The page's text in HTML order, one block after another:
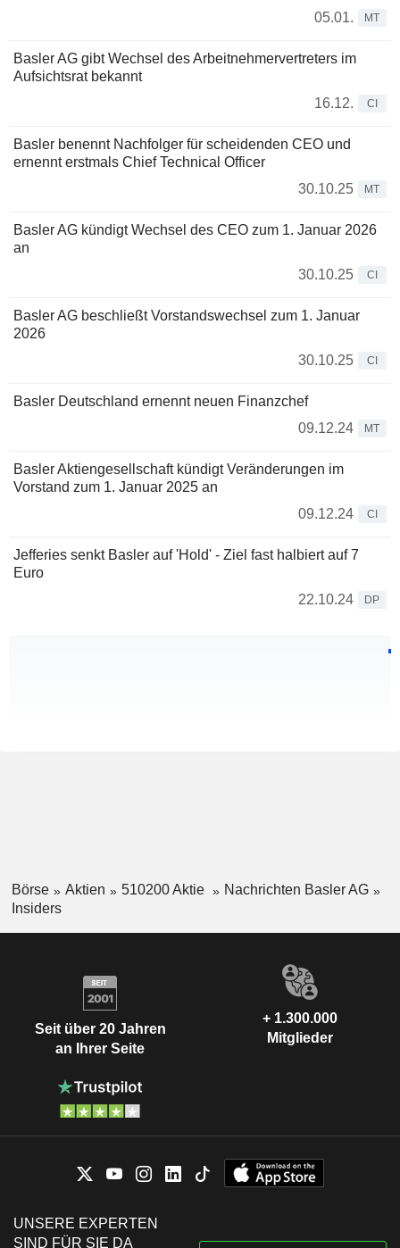
05.01.
MT
Basler AG gibt Wechsel des Arbeitnehmervertreters im
Aufsichtsrat bekannt
16.12.
CI
Basler benennt Nachfolger für scheidenden CEO und
ernennt erstmals Chief Technical Officer
30.10.25
MT
Basler AG kündigt Wechsel des CEO zum 1. Januar 2026
an
30.10.25
CI
Basler AG beschließt Vorstandswechsel zum 1. Januar
2026
30.10.25
CI
Basler Deutschland ernennt neuen Finanzchef
09.12.24
MT
Basler Aktiengesellschaft kündigt Veränderungen im
Vorstand zum 1. Januar 2025 an
09.12.24
CI
Jefferies senkt Basler auf 'Hold' - Ziel fast halbiert auf 7
Euro
22.10.24
DP
Börse Aktien 510200 Aktie
Nachrichten Basler AG
Insiders
Seit über 20 Jahren
an Ihrer Seite
+ 1.300.000
Mitglieder
UNSERE EXPERTEN
SIND FÜR SIE DA